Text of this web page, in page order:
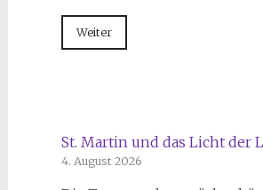
Weiter
St. Martin und das Licht der
4. August 2026